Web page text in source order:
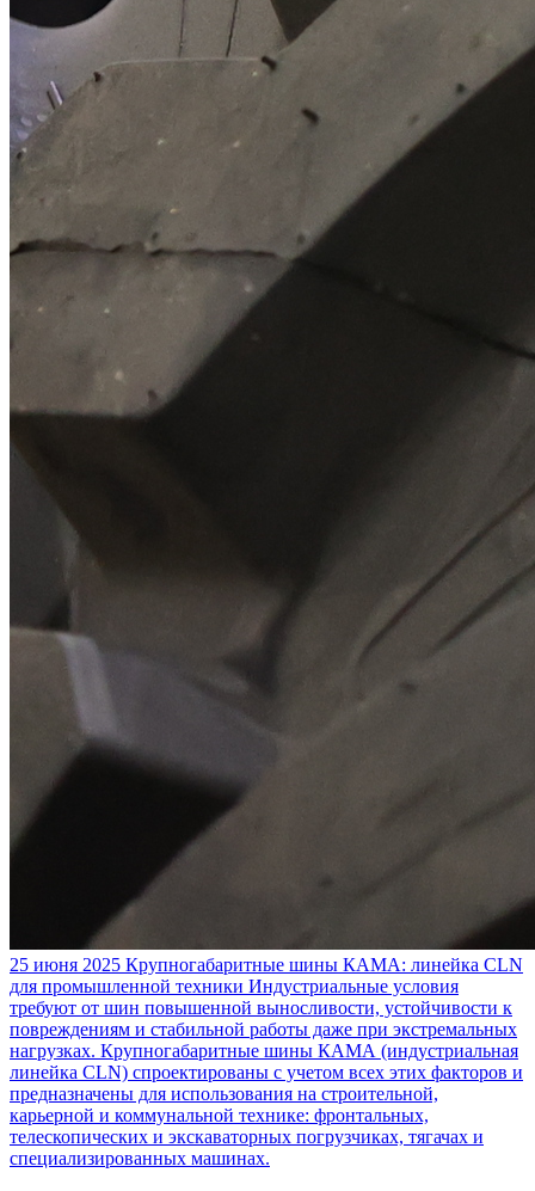
25 июня 2025 Крупногабаритные шины КАМА: линейка CLN
для промышленной техники Индустриальные условия
требуют от шин повышенной выносливости, устойчивости к
повреждениям и стабильной работы даже при экстремальных
нагрузках. Крупногабаритные шины КАМА (индустриальная
линейка CLN) спроектированы с учетом всех этих факторов и
предназначены для использования на строительной,
карьерной и коммунальной технике: фронтальных,
телескопических и экскаваторных погрузчиках, тягачах и
специализированных машинах.